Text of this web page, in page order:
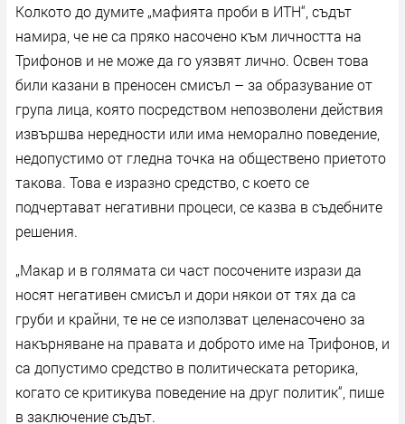
Колкото до думите „мафията проби в ИТН“, съдът
намира, че не са пряко насочено към личността на
Трифонов и не може да го уязвят лично. Освен това
били казани в преносен смисъл – за образувание от
група лица, която посредством непозволени действия
извършва нередности или има неморално поведение,
недопустимо от гледна точка на обществено приетото
такова. Това е изразно средство, с което се
подчертават негативни процеси, се казва в съдебните
решения.
„Макар и в голямата си част посочените изрази да
носят негативен смисъл и дори някои от тях да са
груби и крайни, те не се използват целенасочено за
накърняване на правата и доброто име на Трифонов, и
са допустимо средство в политическата реторика,
когато се критикува поведение на друг политик“, пише
в заключение съдът.